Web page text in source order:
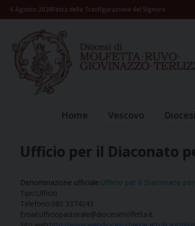
Skip6 Agosto 2026Festa della Trasfigurazione del Signore
Home Vescovo Diocesi
Ufficio per il Diaconato
Denominazione ufficiale:Ufficio per il Diaconato
Tipo:Ufficio
Telefono:080 3374243
Email:ufficiopastorale@diocesimolfetta.it